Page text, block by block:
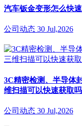
汽车钣金变形怎么快
公司动态 30 Jul,2026
3C精密检测、半导体
维扫描可以快速获取
公司动态 30 Jul,2026